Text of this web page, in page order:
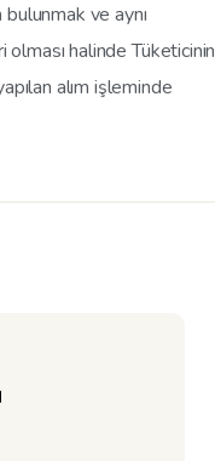
ve aynı
olması halinde Tüketicinin
alım işleminde